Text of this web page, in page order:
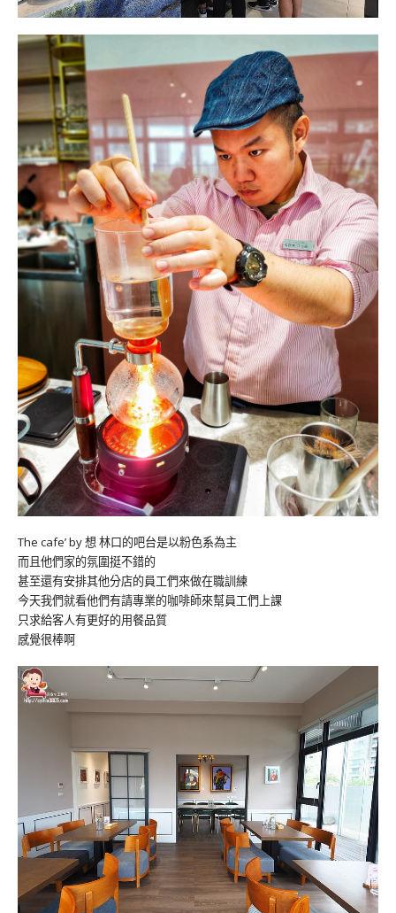
The cafe’ by 想 林口的吧台是以粉色系為主
而且他們家的氛圍挺不錯的
甚至還有安排其他分店的員工們來做在職訓練
今天我們就看他們有請專業的咖啡師來幫員工們上課
只求給客人有更好的用餐品質
感覺很棒啊